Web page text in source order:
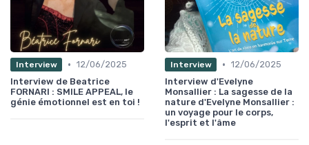
Interview • 12/06/2025
Interview de Beatrice
FORNARI : SMILE APPEAL, le
génie émotionnel est en toi !
Interview • 12/06/2025
Interview d'Evelyne
Monsallier : La sagesse de la
nature d'Evelyne Monsallier :
un voyage pour le corps,
l'esprit et l'âme